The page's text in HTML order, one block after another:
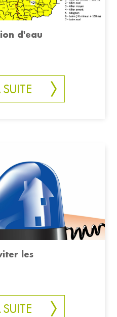
d'eau
SUITE
les
SUITE